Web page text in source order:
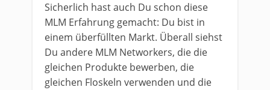
Sicherlich hast auch Du schon diese
MLM Erfahrung gemacht: Du bist in
einem überfüllten Markt. Überall siehst
Du andere MLM Networkers, die die
gleichen Produkte bewerben, die
gleichen Floskeln verwenden und die